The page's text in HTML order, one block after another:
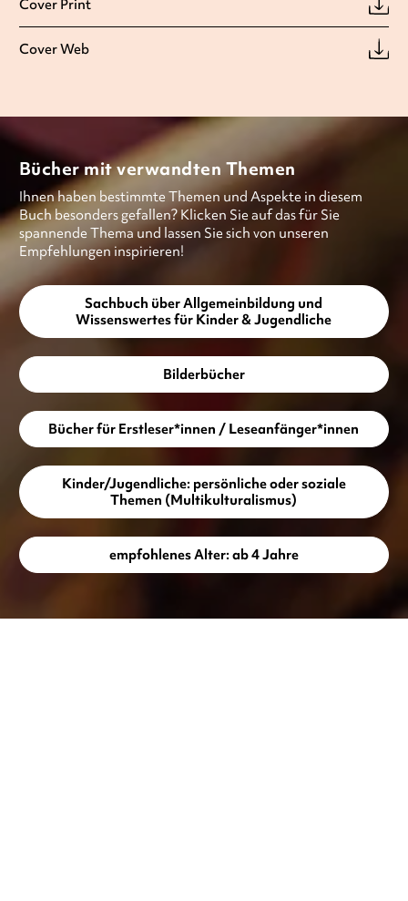
Cover Print
Cover Web
Bücher mit verwandten Themen
Ihnen haben bestimmte Themen und Aspekte in diesem
Buch besonders gefallen? Klicken Sie auf das für Sie
spannende Thema und lassen Sie sich von unseren
Empfehlungen inspirieren!
Sachbuch über Allgemeinbildung und
Wissenswertes für Kinder & Jugendliche
Bilderbücher
Bücher für Erstleser*innen / Leseanfänger*innen
Kinder/Jugendliche: persönliche oder soziale
Themen (Multikulturalismus)
empfohlenes Alter: ab 4 Jahre